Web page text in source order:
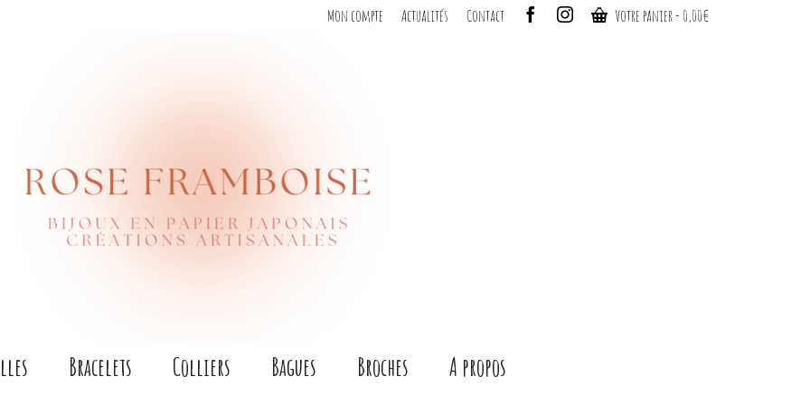
Mon compte Actualités Contact Votre panier- 0,00€
Bracelets Colliers Bagues Broches A propos